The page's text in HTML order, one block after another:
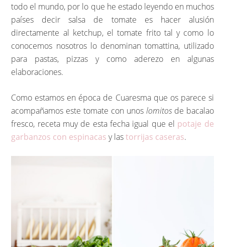
todo el mundo, por lo que he estado leyendo en muchos
países decir salsa de tomate es hacer alusión
directamente al ketchup, el tomate frito tal y como lo
conocemos nosotros lo denominan tomattina, utilizado
para pastas, pizzas y como aderezo en algunas
elaboraciones.
Como estamos en época de Cuaresma que os parece si
acompañamos este tomate con unos lomitosde bacalao
fresco, receta muy de esta fecha igual que el potaje de
garbanzos con espinacasy lastorrijas caseras.